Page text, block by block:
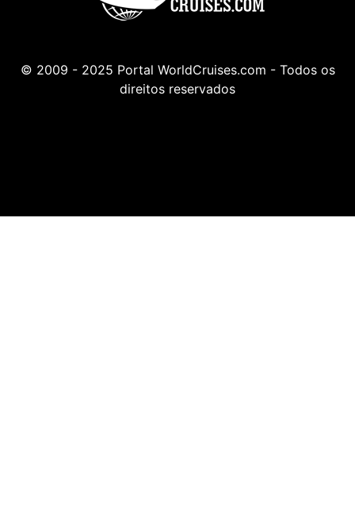
© 2009 - 2025 Portal WorldCruises.com - Todos os
direitos reservados